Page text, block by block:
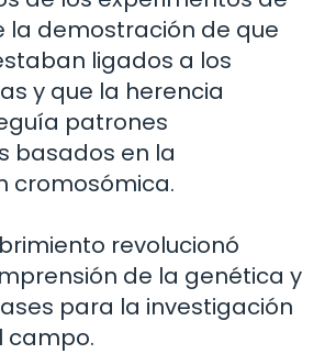
la demostración de que
ligados a los
y que la herencia
patrones
basados en la
cromosómica.
revolucionó
de la genética y
para la investigación
campo.